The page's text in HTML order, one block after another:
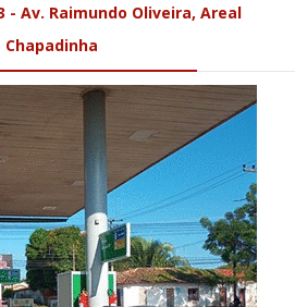
- Av. Raimundo Oliveira, Areal
Chapadinha